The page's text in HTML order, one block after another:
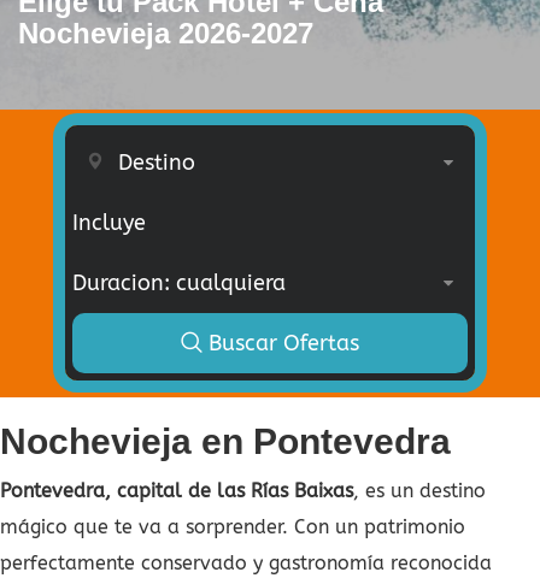
Nochevieja 2026-2027
Incluye
Buscar Ofertas
Nochevieja en Pontevedra
Pontevedra, capital de las Rías Baixas, es un destino
mágico que te va a sorprender. Con un patrimonio
perfectamente conservado y gastronomía reconocida